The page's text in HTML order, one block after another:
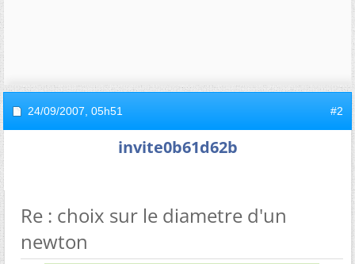
24/09/2007, 05h51 #2
invite0b61d62b
Re : choix sur le diametre d'un
newton